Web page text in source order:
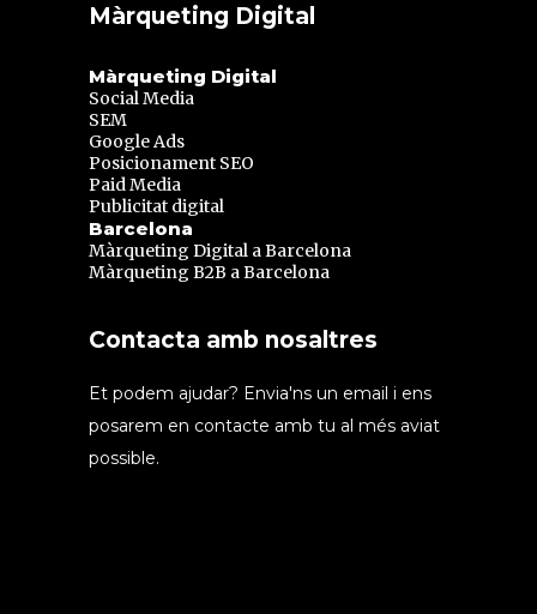
Màrqueting Digital
Màrqueting Digital
Social Media
SEM
Google Ads
Posicionament SEO
Paid Media
Publicitat digital
Barcelona
Màrqueting Digital a Barcelona
Màrqueting B2B a Barcelona
Contacta amb nosaltres
Et podem ajudar? Envia'ns un email i ens
posarem en contacte amb tu al més aviat
possible.